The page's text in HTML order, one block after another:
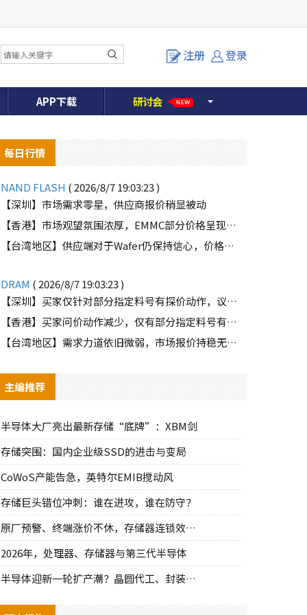
注册 登录
APP下载 研讨会 NEW
每日行情
NAND FLASH ( 2026/8/7 19:03:23 )
【深圳】市场需求零星，供应商报价稍显被动
【香港】市场观望氛围浓厚，EMMC部分价格呈现下滑趋势
【台湾地区】供应端对于Wafer仍保持信心，价格微幅上扬且惜售态度不变
DRAM ( 2026/8/7 19:03:23 )
【深圳】买家仅针对部分指定料号有探价动作，议价动作有所减少
【香港】买家问价动作减少，仅有部分指定料号有零星询单动作
【台湾地区】需求力道依旧微弱，市场报价持稳无明显波动
主编推荐
半导体大厂亮出最新存储“底牌”：XBM剑
存储突围：国内企业级SSD的进击与变局
CoWoS产能告急，英特尔EMIB搅动风
存储巨头错位冲刺：谁在进攻，谁在防守？
原厂预警、终端涨价不休，存储器连锁效应持
2026年，处理器、存储器与第三代半导体
半导体迎新一轮扩产潮？晶圆代工、封装、光